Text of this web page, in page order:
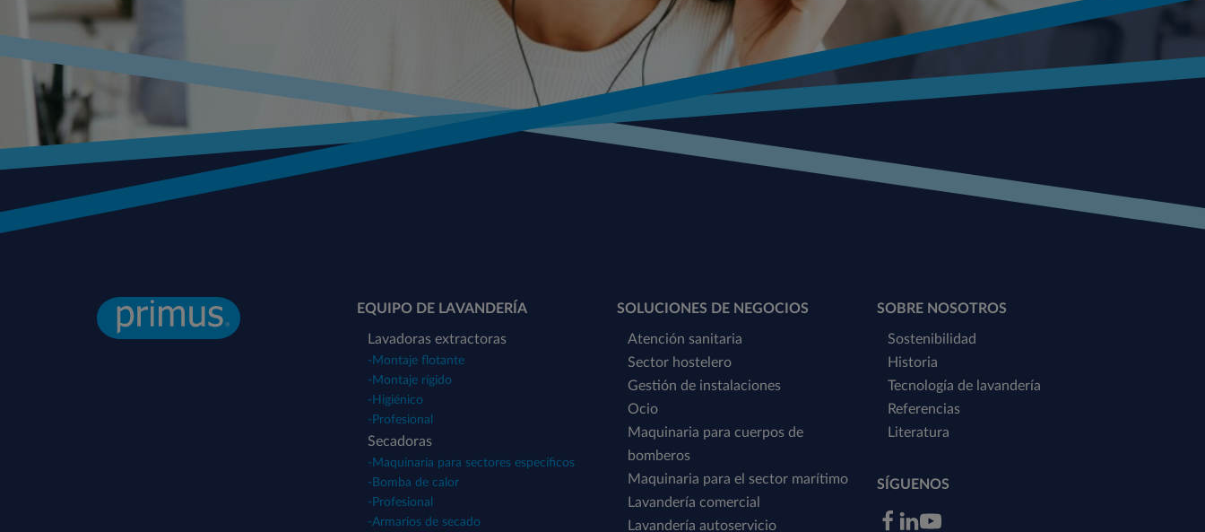
EQUIPO DE LAVANDERÍA
Lavadoras extractoras
- Montaje flotante
- Montaje rígido
- Higiénico
- Profesional
Secadoras
- Maquinaria para sectores específicos
- Bomba de calor
- Profesional
-Armarios de secado
SOLUCIONES DE NEGOCIOS
Atención sanitaria
Sector hostelero
Gestión de instalaciones
Ocio
Maquinaria para cuerpos de
bomberos
Maquinaria para el sector marítimo
Lavandería comercial
Lavandería autoservicio
SOBRE NOSOTROS
Sostenibilidad
Historia
Tecnología de lavandería
Referencias
Literatura
SÍGUENOS